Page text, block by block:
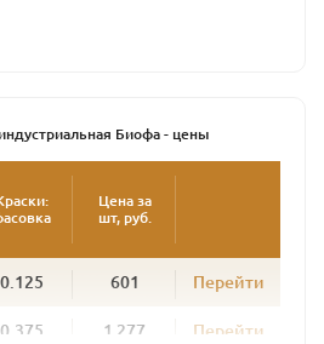
для обработки
установками.
стойкую к
позволяет получить
Биофа - цены
Цена за
шт, руб.
0.125 601 Перейти
0.375 1 277 Перейти